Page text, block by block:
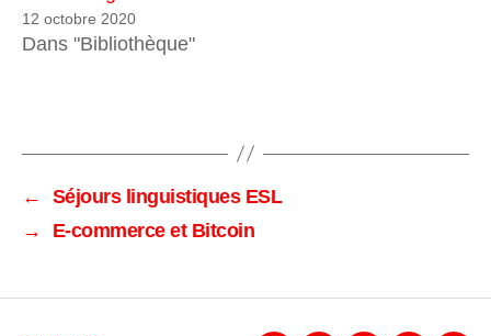
12 octobre 2020
Dans "Bibliothèque"
←
Séjours linguistiques ESL
→
E-commerce et Bitcoin